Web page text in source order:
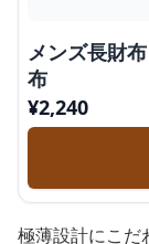
メンズ長財
布
¥2,240
極薄設計にこだ